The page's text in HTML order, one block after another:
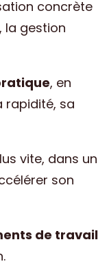
concrète
la gestion
, en
rapidité, sa
vite, dans un
son
de travail